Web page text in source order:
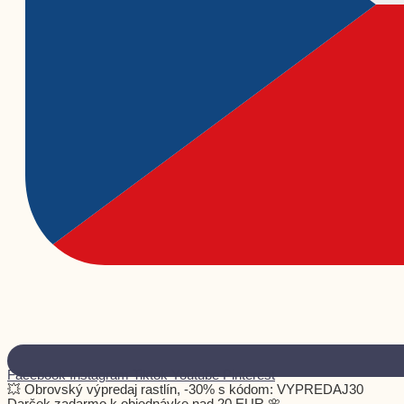
Facebook Instagram Tiktok Youtube Pinterest
💥 Obrovský výpredaj rastlín, -30% s kódom: VYPREDAJ30